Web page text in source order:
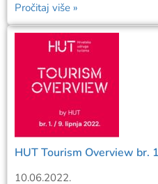
Pročitaj više »
HUT Tourism Overview br.
10.06.2022.